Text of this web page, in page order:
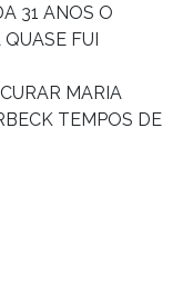
31 ANOS O
FUI
MARIA
TEMPOS DE